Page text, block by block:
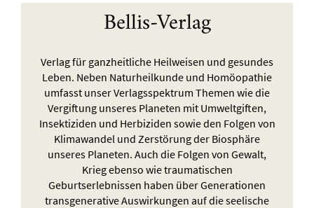
Bellis-Verlag
Verlag für ganzheitliche Heilweisen und gesundes
Leben. Neben Naturheilkunde und Homöopathie
umfasst unser Verlagsspektrum Themen wie die
Vergiftung unseres Planeten mit Umweltgiften,
Insektiziden und Herbiziden sowie den Folgen von
Klimawandel und Zerstörung der Biosphäre
unseres Planeten. Auch die Folgen von Gewalt,
Krieg ebenso wie traumatischen
Geburtserlebnissen haben über Generationen
transgenerative Auswirkungen auf die seelische